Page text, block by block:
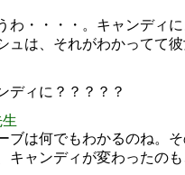
わ・・・・。キャンディに
ュは、それがわかってて
ディに？？？？？
ブは何でもわかるのね。そ
キャンディが変わったの